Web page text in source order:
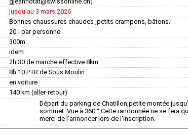
jusquʼau 3 mars 2026
Bonnes chaussures chaudes ,petits crampons, bâtons.
20.- par personne
300m.
idem
2h.30 de marche effective 8km.
8h.10 P+R de Sous Moulin
en voiture
140 km (aller-retour)
Départ du parking de Chatillon,petite montée
sommet. Vue à 360 ° Cette randonnée ne se fera
merci de l'annoncer lors de l'inscription.